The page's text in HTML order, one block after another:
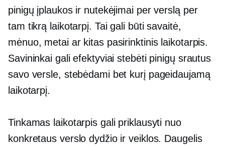
pinigų įplaukos ir nutekėjimai per verslą per
tam tikrą laikotarpį. Tai gali būti savaitė,
mėnuo, metai ar kitas pasirinktinis laikotarpis.
Savininkai gali efektyviai stebėti pinigų srautus
savo versle, stebėdami bet kurį pageidaujamą
laikotarpį.
Tinkamas laikotarpis gali priklausyti nuo
konkretaus verslo dydžio ir veiklos. Daugelis